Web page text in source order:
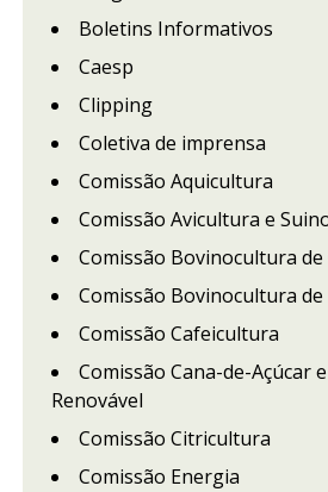
Boletins Informativos
Caesp
Clipping
Coletiva de imprensa
Comissão Aquicultura
Comissão Avicultura e
Comissão Bovinocultura de
Comissão Bovinocultura de
Comissão Cafeicultura
Comissão Cana-de-Açúcar
Renovável
Comissão Citricultura
Comissão Energia